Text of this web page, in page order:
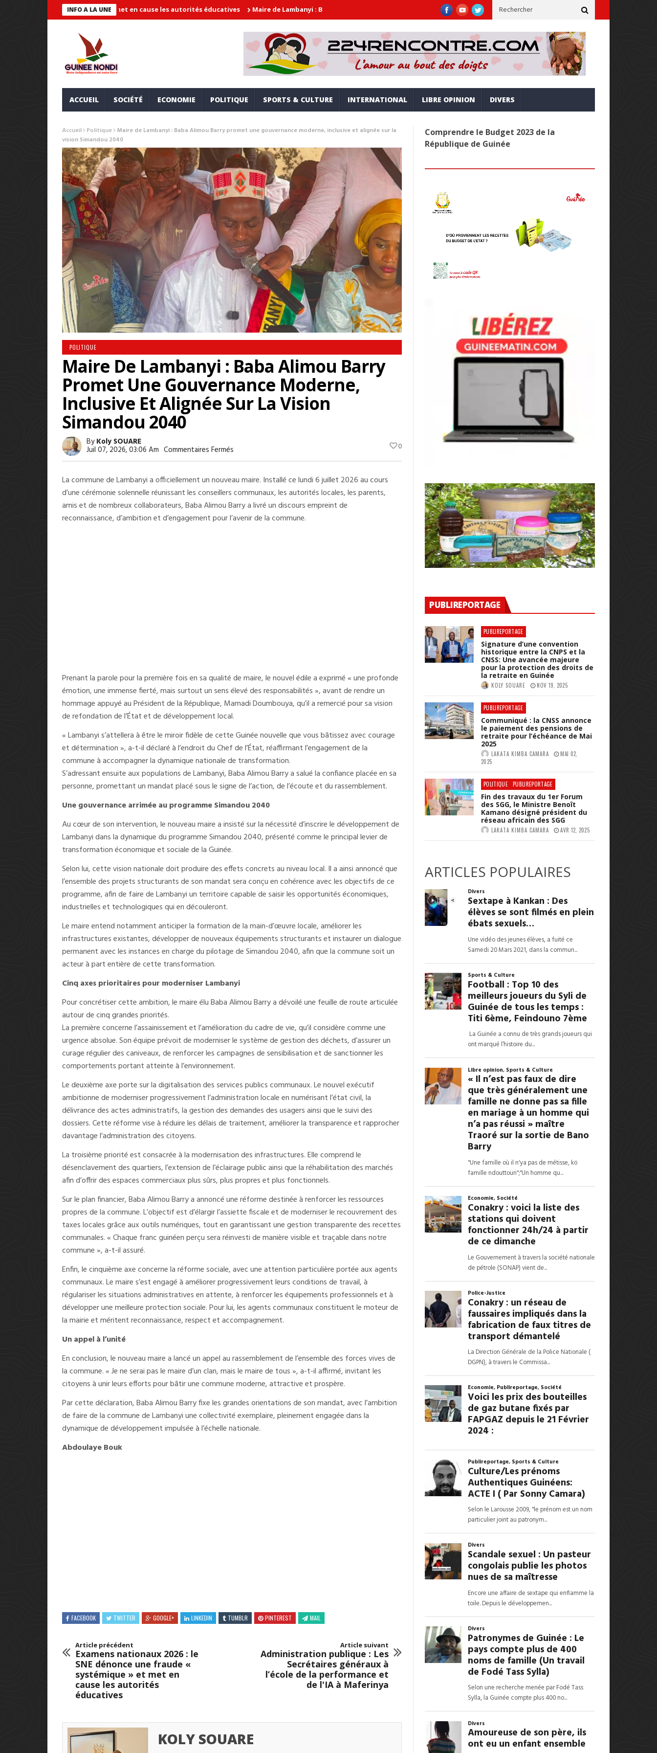
INFO A LA UNE
« systémique » et met en cause les autorités éducatives Maire de Lambanyi : Baba Alimou Barry promet une gouvernance moderne, inclusive et alignée sur la vision Simandou 2040
ACCUEIL SOCIÉTÉ ECONOMIE POLITIQUE SPORTS & CULTURE INTERNATIONAL LIBRE OPINION DIVERS
Accueil Politique Maire de Lambanyi : Baba Alimou Barry promet une gouvernance moderne, inclusive et alignée sur la
vision Simandou 2040
POLITIQUE
Maire De Lambanyi : Baba Alimou Barry
Promet Une Gouvernance Moderne,
Inclusive Et Alignée Sur La Vision
Simandou 2040
ByKoly SOUARE
Juil 07, 2026, 03:06 Am Commentaires Fermés
De
:
Baba
Alimou
Barry
Promet
Une
0
La commune de Lambanyi a officiellement un nouveau maire. Installé ce lundi 6 juillet 2026 au cours
d’une cérémonie solennelle réunissant les conseillers communaux, les autorités locales, les parents,
amis et de nombreux collaborateurs, Baba Alimou Barry a livré un discours empreint de
reconnaissance, d’ambition et d’engagement pour l’avenir de la commune.
Prenant la parole pour la première fois en sa qualité de maire, le nouvel édile a exprimé « une profonde
émotion, une immense fierté, mais surtout un sens élevé des responsabilités », avant de rendre un
hommage appuyé au Président de la République, Mamadi Doumbouya, qu’il a remercié pour sa vision
de refondation de l’État et de développement local.
« Lambanyi s’attellera à être le miroir fidèle de cette Guinée nouvelle que vous bâtissez avec courage
et détermination », a-t-il déclaré à l’endroit du Chef de l’État, réaffirmant l’engagement de la
commune à accompagner la dynamique nationale de transformation.
S’adressant ensuite aux populations de Lambanyi, Baba Alimou Barry a salué la confiance placée en sa
personne, promettant un mandat placé sous le signe de l’action, de l’écoute et du rassemblement.
Une gouvernance arrimée au programme Simandou 2040
Au cœur de son intervention, le nouveau maire a insisté sur la nécessité d’inscrire le développement de
Lambanyi dans la dynamique du programme Simandou 2040, présenté comme le principal levier de
transformation économique et sociale de la Guinée.
Selon lui, cette vision nationale doit produire des effets concrets au niveau local. Il a ainsi annoncé que
l’ensemble des projets structurants de son mandat sera conçu en cohérence avec les objectifs de ce
programme, afin de faire de Lambanyi un territoire capable de saisir les opportunités économiques,
industrielles et technologiques qui en découleront.
Le maire entend notamment anticiper la formation de la main-d’œuvre locale, améliorer les
infrastructures existantes, développer de nouveaux équipements structurants et instaurer un dialogue
permanent avec les instances en charge du pilotage de Simandou 2040, afin que la commune soit un
acteur à part entière de cette transformation.
Cinq axes prioritaires pour moderniser Lambanyi
Pour concrétiser cette ambition, le maire élu Baba Alimou Barry a dévoilé une feuille de route articulée
autour de cinq grandes priorités.
La première concerne l’assainissement et l’amélioration du cadre de vie, qu’il considère comme une
urgence absolue. Son équipe prévoit de moderniser le système de gestion des déchets, d’assurer un
curage régulier des caniveaux, de renforcer les campagnes de sensibilisation et de sanctionner les
comportements portant atteinte à l’environnement.
Le deuxième axe porte sur la digitalisation des services publics communaux. Le nouvel exécutif
ambitionne de moderniser progressivement l’administration locale en numérisant l’état civil, la
délivrance des actes administratifs, la gestion des demandes des usagers ainsi que le suivi des
dossiers. Cette réforme vise à réduire les délais de traitement, améliorer la transparence et rapprocher
davantage l’administration des citoyens.
La troisième priorité est consacrée à la modernisation des infrastructures. Elle comprend le
désenclavement des quartiers, l’extension de l’éclairage public ainsi que la réhabilitation des marchés
afin d’offrir des espaces commerciaux plus sûrs, plus propres et plus fonctionnels.
Sur le plan financier, Baba Alimou Barry a annoncé une réforme destinée à renforcer les ressources
propres de la commune. L’objectif est d’élargir l’assiette fiscale et de moderniser le recouvrement des
taxes locales grâce aux outils numériques, tout en garantissant une gestion transparente des recettes
communales. « Chaque franc guinéen perçu sera réinvesti de manière visible et traçable dans notre
commune », a-t-il assuré.
Enfin, le cinquième axe concerne la réforme sociale, avec une attention particulière portée aux agents
communaux. Le maire s’est engagé à améliorer progressivement leurs conditions de travail, à
régulariser les situations administratives en attente, à renforcer les équipements professionnels et à
développer une meilleure protection sociale. Pour lui, les agents communaux constituent le moteur de
la mairie et méritent reconnaissance, respect et accompagnement.
Un appel à l’unité
En conclusion, le nouveau maire a lancé un appel au rassemblement de l’ensemble des forces vives de
la commune. « Je ne serai pas le maire d’un clan, mais le maire de tous », a-t-il affirmé, invitant les
citoyens à unir leurs efforts pour bâtir une commune moderne, attractive et prospère.
Par cette déclaration, Baba Alimou Barry fixe les grandes orientations de son mandat, avec l’ambition
de faire de la commune de Lambanyi une collectivité exemplaire, pleinement engagée dans la
dynamique de développement impulsée à l’échelle nationale.
Abdoulaye Bouk
FACEBOOK TWITTER GOOGLE+ LINKEDIN TUMBLR PINTEREST MAIL
Article précédent
Examens nationaux 2026 : le
SNE dénonce une fraude «
systémique » et met en
cause les autorités
éducatives
Article suivant
Administration publique : Les
Secrétaires généraux à
l’école de la performance et
de l'IA à Maferinya
KOLY SOUARE
Comprendre le Budget 2023 de la
République de Guinée
PUBLIREPORTAGE
PUBLIREPORTAGE
Signature d’une convention
historique entre la CNPS et la
CNSS: Une avancée majeure
pour la protection des droits de
la retraite en Guinée
KOLY SOUARE NOV 19, 2025
PUBLIREPORTAGE
Communiqué : la CNSS annonce
le paiement des pensions de
retraite pour l’échéance de Mai
2025
LAKATA KIMBA CAMARA
MAI 02,
2025
POLITIQUE PUBLIREPORTAGE
Fin des travaux du 1er Forum
des SGG, le Ministre Benoît
Kamano désigné président du
réseau africain des SGG
LAKATA KIMBA CAMARA AVR 12, 2025
ARTICLES POPULAIRES